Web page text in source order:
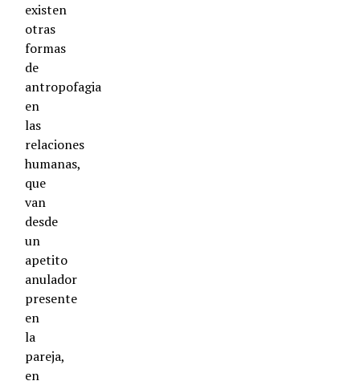
existen
otras
formas
de
antropofagia
en
las
relaciones
humanas,
que
van
desde
un
apetito
anulador
presente
en
la
pareja,
en